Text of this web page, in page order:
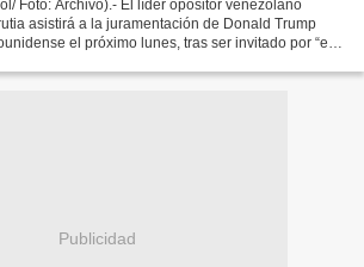
Foto: Archivo).- El líder opositor venezolano
asistirá a la juramentación de Donald Trump
el próximo lunes, tras ser invitado por “el
Publicidad